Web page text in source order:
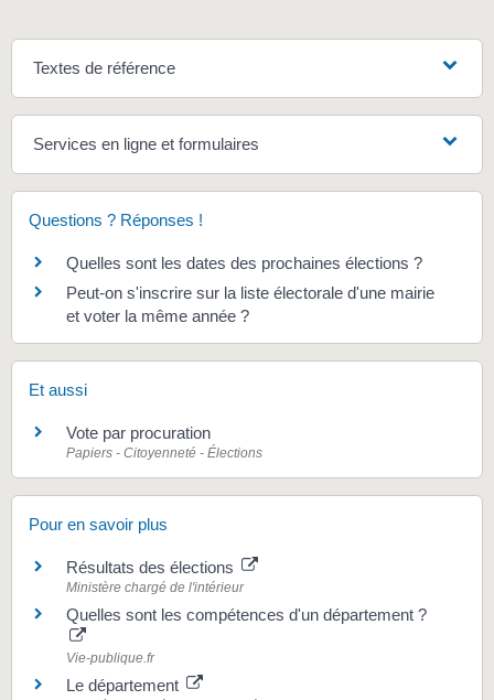
Textes de référence
Services en ligne et formulaires
Questions ? Réponses !
Quelles sont les dates des prochaines élections ?
Peut-on s'inscrire sur la liste électorale d'une mairie
et voter la même année ?
Et aussi
Vote par procuration
Papiers - Citoyenneté - Élections
Pour en savoir plus
Résultats des élections
Ministère chargé de l'intérieur
Quelles sont les compétences d'un département ?
Vie-publique.fr
Le département